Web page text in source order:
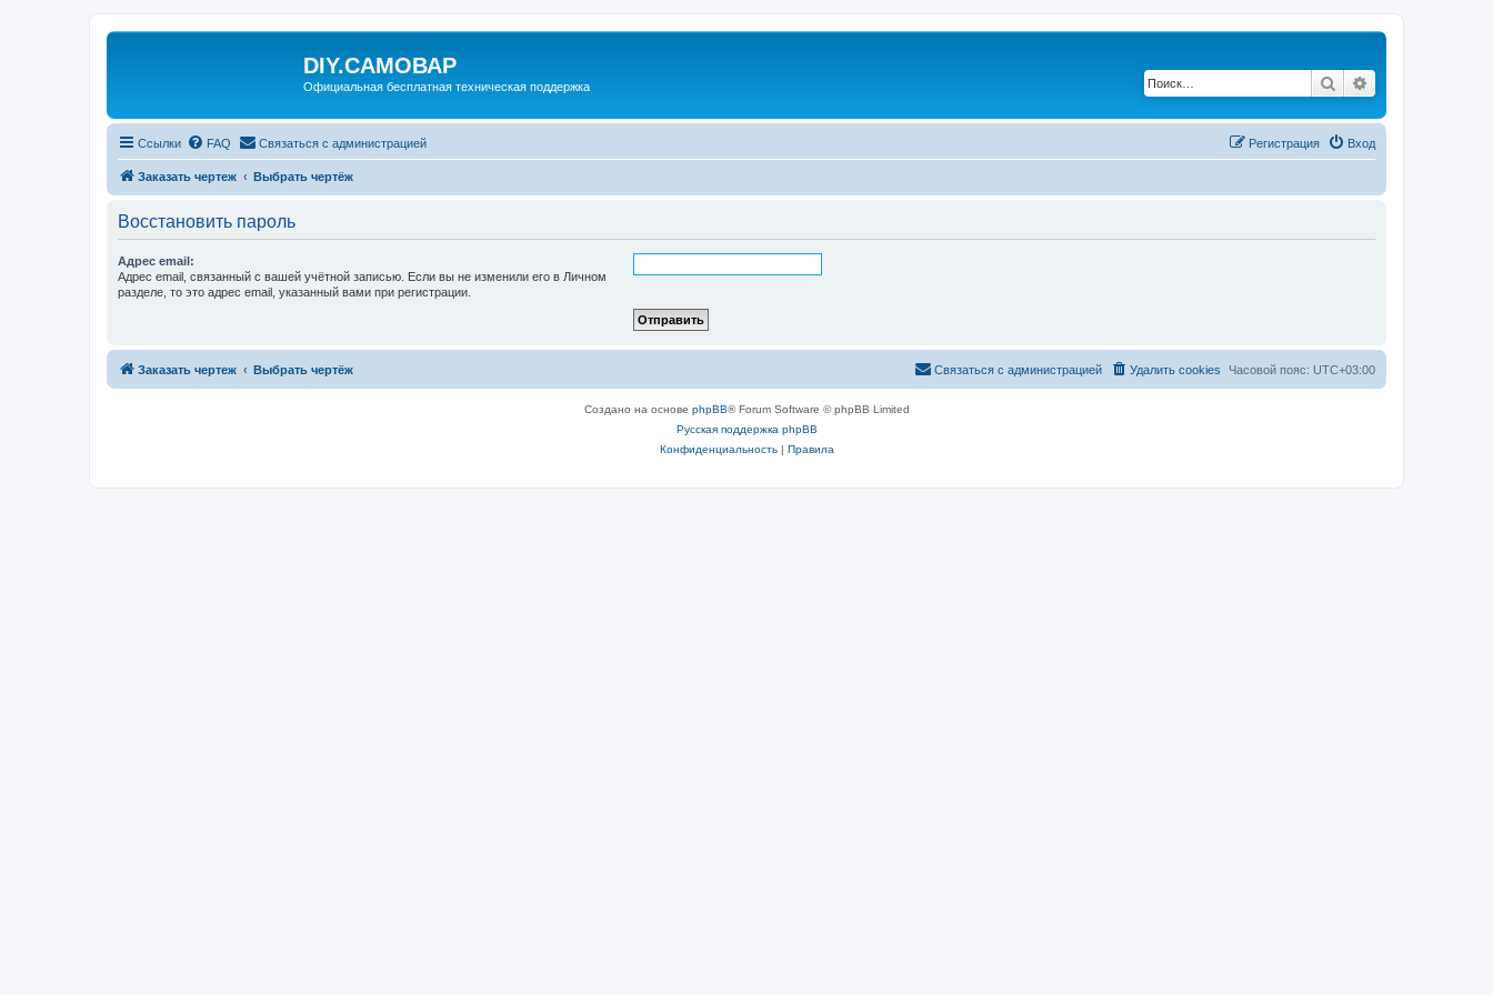
DIY.САМОВАР
Официальная бесплатная техническая поддержка Поиск
Ссылки FAQ Связаться с администрацией Вход
Регистрация
Заказать чертеж Выбрать чертёж
Восстановить пароль
Адрес email:
Адрес email, связанный с вашей учётной записью. Если вы не изменили его в Личном
разделе, то это адрес email, указанный вами при регистрации.
Заказать чертеж Выбрать чертёж Часовой пояс: UTC+03:00
Удалить cookies
Связаться с администрацией
Создано на основе phpBB® Forum Software © phpBB Limited
Русская поддержка phpBB
Конфиденциальность| Правила